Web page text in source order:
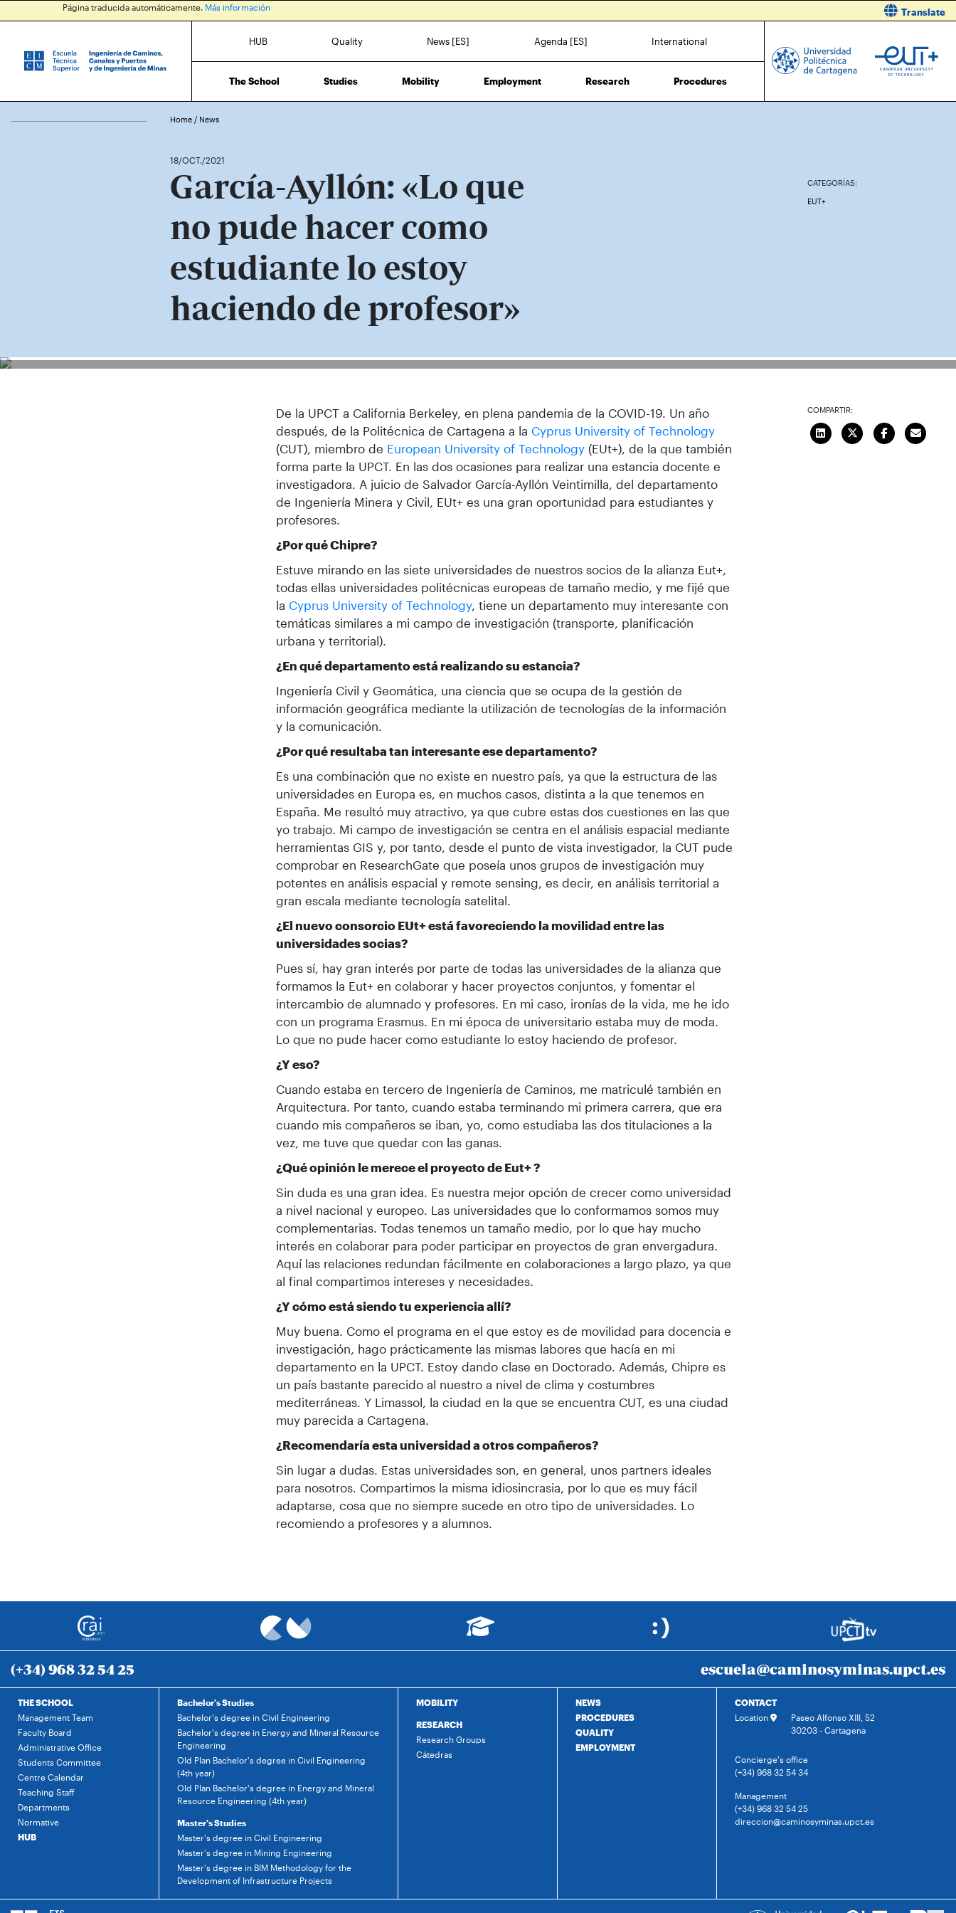
Página traducida automáticamente. Más información Translate
HUB Quality News [ES] Agenda [ES] International
The School Studies Mobility Employment Research Procedures
Home / News
18/OCT./2021
García-Ayllón: «Lo que
no pude hacer como
estudiante lo estoy
haciendo de profesor»
CATEGORÍAS:
EUT+
De la UPCT a California Berkeley, en plena pandemia de la COVID-19. Un año
después, de la Politécnica de Cartagena a la Cyprus University of Technology
(CUT), miembro de European University of Technology (EUt+), de la que también
forma parte la UPCT. En las dos ocasiones para realizar una estancia docente e
investigadora. A juicio de Salvador García-Ayllón Veintimilla, del departamento
de Ingeniería Minera y Civil, EUt+ es una gran oportunidad para estudiantes y
profesores.
¿Por qué Chipre?
Estuve mirando en las siete universidades de nuestros socios de la alianza Eut+,
todas ellas universidades politécnicas europeas de tamaño medio, y me fijé que
la Cyprus University of Technology, tiene un departamento muy interesante con
temáticas similares a mi campo de investigación (transporte, planificación
urbana y territorial).
¿En qué departamento está realizando su estancia?
Ingeniería Civil y Geomática, una ciencia que se ocupa de la gestión de
información geográfica mediante la utilización de tecnologías de la información
y la comunicación.
¿Por qué resultaba tan interesante ese departamento?
Es una combinación que no existe en nuestro país, ya que la estructura de las
universidades en Europa es, en muchos casos, distinta a la que tenemos en
España. Me resultó muy atractivo, ya que cubre estas dos cuestiones en las que
yo trabajo. Mi campo de investigación se centra en el análisis espacial mediante
herramientas GIS y, por tanto, desde el punto de vista investigador, la CUT pude
comprobar en ResearchGate que poseía unos grupos de investigación muy
potentes en análisis espacial y remote sensing, es decir, en análisis territorial a
gran escala mediante tecnología satelital.
¿El nuevo consorcio EUt+ está favoreciendo la movilidad entre las
universidades socias?
Pues sí, hay gran interés por parte de todas las universidades de la alianza que
formamos la Eut+ en colaborar y hacer proyectos conjuntos, y fomentar el
intercambio de alumnado y profesores. En mi caso, ironías de la vida, me he ido
con un programa Erasmus. En mi época de universitario estaba muy de moda.
Lo que no pude hacer como estudiante lo estoy haciendo de profesor.
¿Y eso?
Cuando estaba en tercero de Ingeniería de Caminos, me matriculé también en
Arquitectura. Por tanto, cuando estaba terminando mi primera carrera, que era
cuando mis compañeros se iban, yo, como estudiaba las dos titulaciones a la
vez, me tuve que quedar con las ganas.
¿Qué opinión le merece el proyecto de Eut+ ?
Sin duda es una gran idea. Es nuestra mejor opción de crecer como universidad
a nivel nacional y europeo. Las universidades que lo conformamos somos muy
complementarias. Todas tenemos un tamaño medio, por lo que hay mucho
interés en colaborar para poder participar en proyectos de gran envergadura.
Aquí las relaciones redundan fácilmente en colaboraciones a largo plazo, ya que
al final compartimos intereses y necesidades.
¿Y cómo está siendo tu experiencia allí?
Muy buena. Como el programa en el que estoy es de movilidad para docencia e
investigación, hago prácticamente las mismas labores que hacía en mi
departamento en la UPCT. Estoy dando clase en Doctorado. Además, Chipre es
un país bastante parecido al nuestro a nivel de clima y costumbres
mediterráneas. Y Limassol, la ciudad en la que se encuentra CUT, es una ciudad
muy parecida a Cartagena.
¿Recomendaría esta universidad a otros compañeros?
Sin lugar a dudas. Estas universidades son, en general, unos partners ideales
para nosotros. Compartimos la misma idiosincrasia, por lo que es muy fácil
adaptarse, cosa que no siempre sucede en otro tipo de universidades. Lo
recomiendo a profesores y a alumnos.
COMPARTIR:
(+34) 968 32 54 25 escuela@caminosyminas.upct.es
THE SCHOOL
Management Team
Faculty Board
Administrative Office
Students Committee
Centre Calendar
Teaching Staff
Departments
Normative
HUB
Bachelor's Studies
Bachelor's degree in Civil Engineering
Bachelor's degree in Energy and Mineral Resource
Engineering
Old Plan Bachelor's degree in Civil Engineering
(4th year)
Old Plan Bachelor's degree in Energy and Mineral
Resource Engineering (4th year)
Master's Studies
Master's degree in Civil Engineering
Master's degree in Mining Engineering
Master's degree in BIM Methodology for the
Development of Infrastructure Projects
MOBILITY
RESEARCH
Research Groups
Cátedras
NEWS
PROCEDURES
QUALITY
EMPLOYMENT
CONTACT
Location
Paseo Alfonso XIII, 52
30203 - Cartagena
Concierge's office
(+34) 968 32 54 34
Management
(+34) 968 32 54 25
direccion@caminosyminas.upct.es